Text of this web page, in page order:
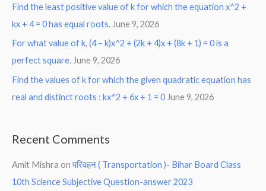
Find the least positive value of k for which the equation x^2 +
kx + 4 = 0 has equal roots. June 9, 2026
For what value of k, (4 – k)x^2 + (2k + 4)x + (8k + 1) = 0 is a
perfect square. June 9, 2026
Find the values of k for which the given quadratic equation has
real and distinct roots : kx^2 + 6x + 1 = 0 June 9, 2026
Recent Comments
Amit Mishra onपरिवहन ( Transportation )- Bihar Board Class
10th Science Subjective Question-answer 2023